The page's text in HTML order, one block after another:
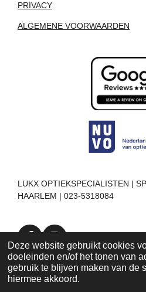
Deze website gebruikt cookies
doeleinden en/of het tonen van
gebruik te blijven maken van de
hiermee akkoord.
PRIVACY
ALGEMENE VOORWAARDEN
LUKX OPTIEKSPECIALISTEN |
HAARLEM | 023-5318084
F
a
c
e
I
n
s
t